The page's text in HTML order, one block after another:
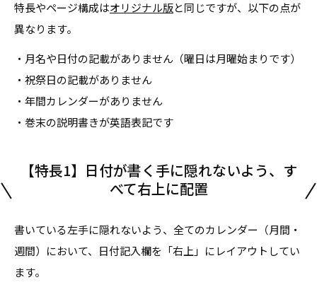
特長やページ構成はオリジナル版と同じですが、以下の点が
異なります。
・月名や日付の記載がありません（曜日は月曜始まりです）
・祝祭日の記載がありません
・年間カレンダーがありません
・巻末の説明書きが英語表記です
【特長1】日付が書く手に隠れないよう、す
べて右上に配置
書いている左手に隠れないよう、全てのカレンダー（月間・
週間）において、日付記入欄を「右上」にレイアウトしてい
ます。